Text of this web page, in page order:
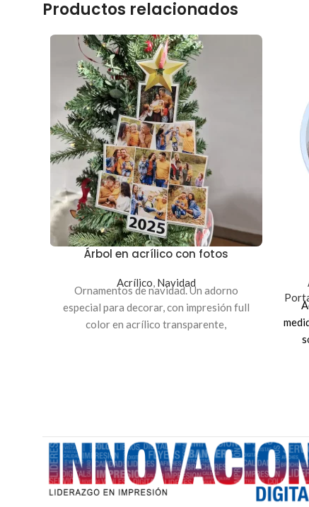
Productos relacionados
Árbol en acrílico con fotos
Acrílico, Navidad
Ornamentos de navidad. Un adorno
especial para decorar, con impresión full
color en acrílico transparente,